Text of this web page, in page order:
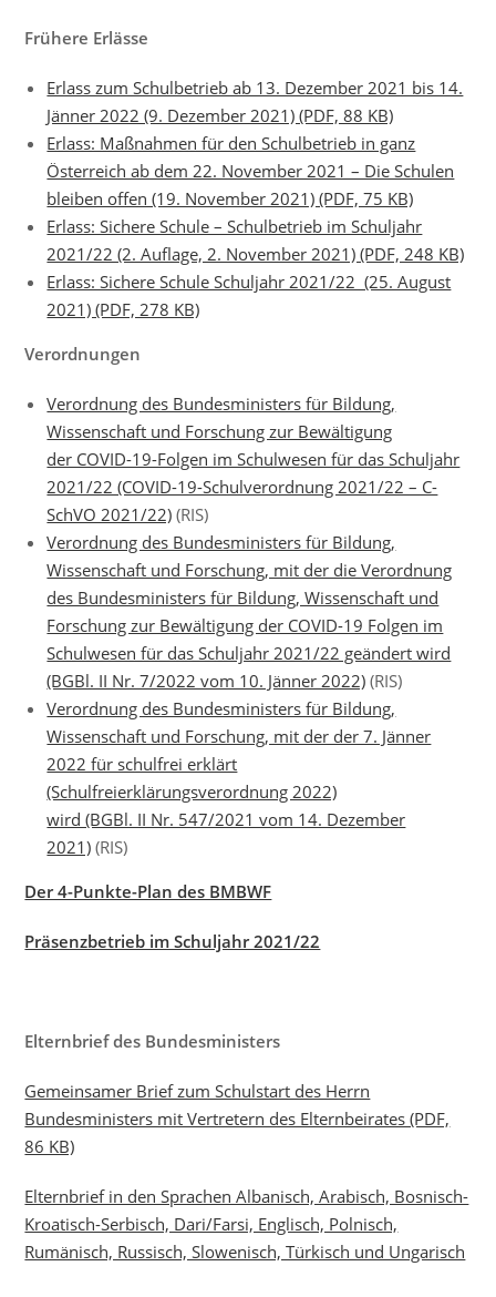
Frühere Erlässe
Erlass zum Schulbetrieb ab 13. Dezember 2021 bis 14.
Jänner 2022 (9. Dezember 2021) (PDF, 88 KB)
Erlass: Maßnahmen für den Schulbetrieb in ganz
Österreich ab dem 22. November 2021 – Die Schulen
bleiben offen (19. November 2021) (PDF, 75 KB)
Erlass: Sichere Schule – Schulbetrieb im Schuljahr
2021/22 (2. Auflage, 2. November 2021) (PDF, 248 KB)
Erlass: Sichere Schule Schuljahr 2021/22 (25. August
2021) (PDF, 278 KB)
Verordnungen
Verordnung des Bundesministers für Bildung,
Wissenschaft und Forschung zur Bewältigung
der COVID-19-Folgen im Schulwesen für das Schuljahr
2021/22 (COVID-19-Schulverordnung 2021/22 – C-
SchVO 2021/22) (RIS)
Verordnung des Bundesministers für Bildung,
Wissenschaft und Forschung, mit der die Verordnung
des Bundesministers für Bildung, Wissenschaft und
Forschung zur Bewältigung der COVID-19 Folgen im
Schulwesen für das Schuljahr 2021/22 geändert wird
(BGBl. II Nr. 7/2022 vom 10. Jänner 2022) (RIS)
Verordnung des Bundesministers für Bildung,
Wissenschaft und Forschung, mit der der 7. Jänner
2022 für schulfrei erklärt
(Schulfreierklärungsverordnung 2022)
wird (BGBl. II Nr. 547/2021 vom 14. Dezember
2021) (RIS)
Der 4-Punkte-Plan des BMBWF
Präsenzbetrieb im Schuljahr 2021/22
Elternbrief des Bundesministers
Gemeinsamer Brief zum Schulstart des Herrn
Bundesministers mit Vertretern des Elternbeirates (PDF,
86 KB)
Elternbrief in den Sprachen Albanisch, Arabisch, Bosnisch-
Kroatisch-Serbisch, Dari/Farsi, Englisch, Polnisch,
Rumänisch, Russisch, Slowenisch, Türkisch und Ungarisch